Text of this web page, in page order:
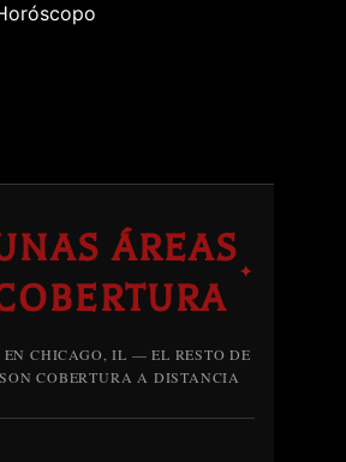
ÁREAS
✦
EN CHICAGO, IL — EL RESTO DE
COBERTURA A DISTANCIA